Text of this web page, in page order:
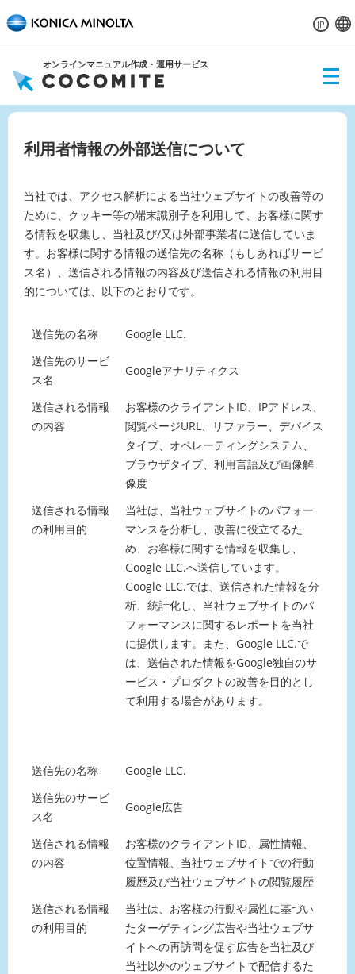
JP
オンラインマニュアル作成・運用サービス
ME
利用者情報の外部送信について
当社では、アクセス解析による当社ウェブサイトの改善等の
ために、クッキー等の端末識別子を利用して、お客様に関す
る情報を収集し、当社及び/又は外部事業者に送信していま
す。お客様に関する情報の送信先の名称（もしあればサービ
ス名）、送信される情報の内容及び送信される情報の利用目
的については、以下のとおりです。
送信先の名称
Google LLC.
送信先のサービ
ス名
Googleアナリティクス
送信される情報
の内容
お客様のクライアントID、IPアドレス、
閲覧ページURL、リファラー、デバイス
タイプ、オペレーティングシステム、
ブラウザタイプ、利用言語及び画像解
像度
送信される情報
の利用目的
当社は、当社ウェブサイトのパフォー
マンスを分析し、改善に役立てるた
め、お客様に関する情報を収集し、
Google LLC.へ送信しています。
Google LLC.では、送信された情報を分
析、統計化し、当社ウェブサイトのパ
フォーマンスに関するレポートを当社
に提供します。また、Google LLC.で
は、送信された情報をGoogle独自のサ
ービス・プロダクトの改善を目的とし
て利用する場合があります。
送信先の名称
Google LLC.
送信先のサービ
ス名
Google広告
送信される情報
の内容
お客様のクライアントID、属性情報、
位置情報、当社ウェブサイトでの行動
履歴及び当社ウェブサイトの閲覧履歴
送信される情報
の利用目的
当社は、お客様の行動や属性に基づい
たターゲティング広告や当社ウェブサ
イトへの再訪問を促す広告を当社及び
当社以外のウェブサイトで配信するた